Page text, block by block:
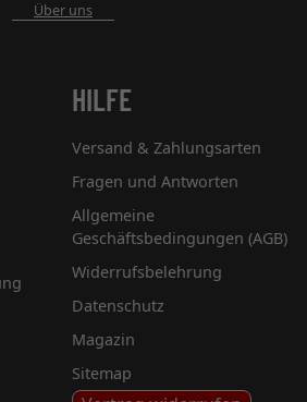
Über uns
HILFE
Versand & Zahlungsarten
Fragen und Antworten
Allgemeine
Geschäftsbedingungen (AGB)
Widerrufsbelehrung
Datenschutz
Magazin
Sitemap